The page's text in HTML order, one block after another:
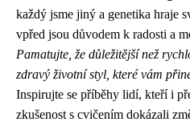
každý jsme jiný a genetika hraje
vpřed jsou důvodem k radosti a
Pamatujte, že důležitější než
zdravý životní styl, které vám
Inspirujte se příběhy lidí, kteří i
zkušenost s cvičením dokázali